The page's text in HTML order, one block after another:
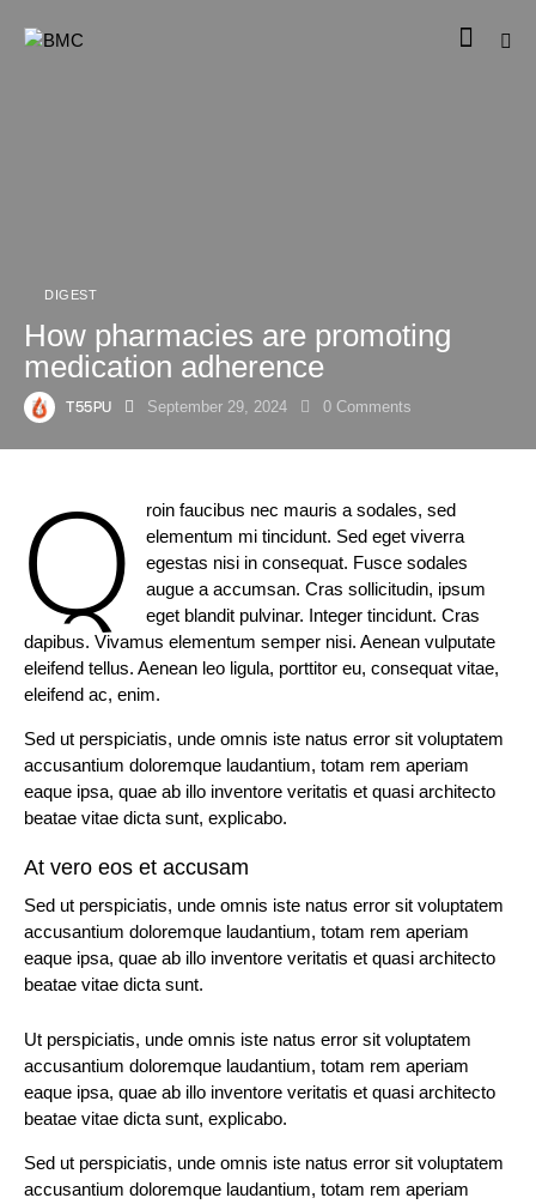
DIGEST
How pharmacies are promoting
medication adherence
T55PU September 29, 2024 0 Comments
Q
roin faucibus nec mauris a sodales, sed
elementum mi tincidunt. Sed eget viverra
egestas nisi in consequat. Fusce sodales
augue a accumsan. Cras sollicitudin, ipsum
eget blandit pulvinar. Integer tincidunt. Cras
dapibus. Vivamus elementum semper nisi. Aenean vulputate
eleifend tellus. Aenean leo ligula, porttitor eu, consequat vitae,
eleifend ac, enim.
Sed ut perspiciatis, unde omnis iste natus error sit voluptatem
accusantium doloremque laudantium, totam rem aperiam
eaque ipsa, quae ab illo inventore veritatis et quasi architecto
beatae vitae dicta sunt, explicabo.
At vero eos et accusam
Sed ut perspiciatis, unde omnis iste natus error sit voluptatem
accusantium doloremque laudantium, totam rem aperiam
eaque ipsa, quae ab illo inventore veritatis et quasi architecto
beatae vitae dicta sunt.
Ut perspiciatis, unde omnis iste natus error sit voluptatem
accusantium doloremque laudantium, totam rem aperiam
eaque ipsa, quae ab illo inventore veritatis et quasi architecto
beatae vitae dicta sunt, explicabo.
Sed ut perspiciatis, unde omnis iste natus error sit voluptatem
accusantium doloremque laudantium, totam rem aperiam